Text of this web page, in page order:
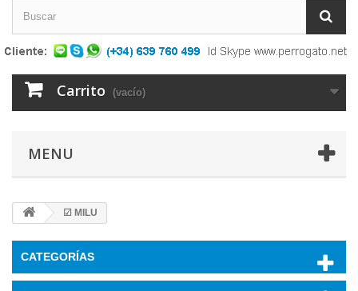
Carrito (vacío)
MENU
☑ MILU
CATEGORÍAS